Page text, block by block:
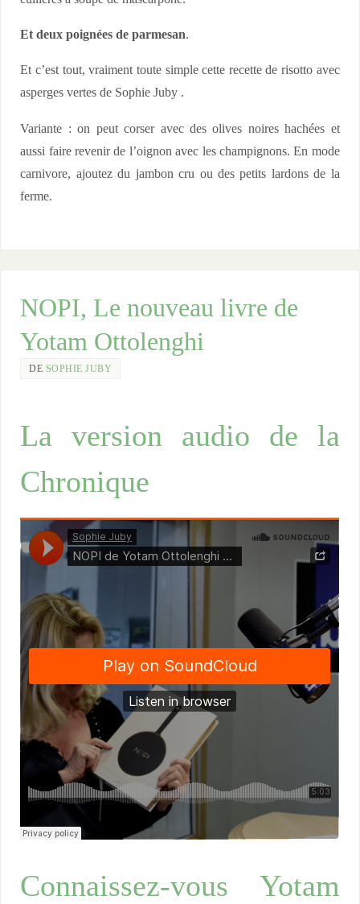
e
e
Et deux poignées de parmesan.
Et c’est tout, vraiment toute simple cette recette de risotto avec
asperges vertes de Sophie Juby .
Variante : on peut corser avec des olives noires hachées et
aussi faire revenir de l’oignon avec les champignons. En mode
carnivore, ajoutez du jambon cru ou des petits lardons de la
ferme.
NOPI, Le nouveau livre de
Yotam Ottolenghi
DE SOPHIE JUBY
La version audio de la
Chronique
Connaissez-vous Yotam